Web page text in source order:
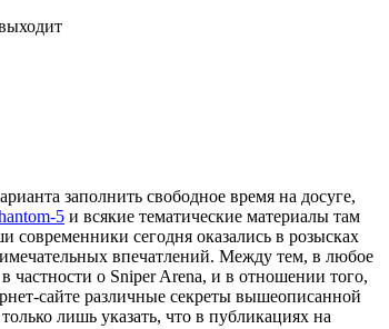
заполнить свободное время на досуге,
5 и всякие тематические материалы там
сегодня оказались в розысках
впечатлений. Между тем, в любое
частности о Sniper Arena, и в отношении того,
сайте различные секреты вышеописанной
лишь указать, что в публикациях на